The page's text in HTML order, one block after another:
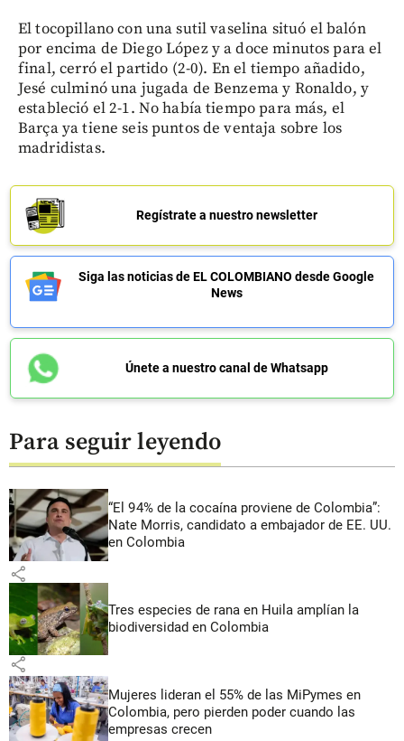
El tocopillano con una sutil vaselina situó el balón
por encima de Diego López y a doce minutos para el
final, cerró el partido (2-0). En el tiempo añadido,
Jesé culminó una jugada de Benzema y Ronaldo, y
estableció el 2-1. No había tiempo para más, el
Barça ya tiene seis puntos de ventaja sobre los
madridistas.
Regístrate a nuestro newsletter
Siga las noticias de EL COLOMBIANO desde Google
News
Únete a nuestro canal de Whatsapp
Para seguir leyendo
“El 94% de la cocaína proviene de Colombia”:
Nate Morris, candidato a embajador de EE. UU.
en Colombia
share
Tres especies de rana en Huila amplían la
biodiversidad en Colombia
share
Mujeres lideran el 55% de las MiPymes en
Colombia, pero pierden poder cuando las
empresas crecen